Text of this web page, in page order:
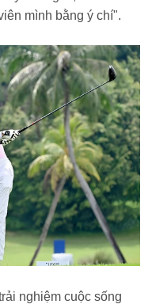
mình bằng ý chí".
nghiệm cuộc sống